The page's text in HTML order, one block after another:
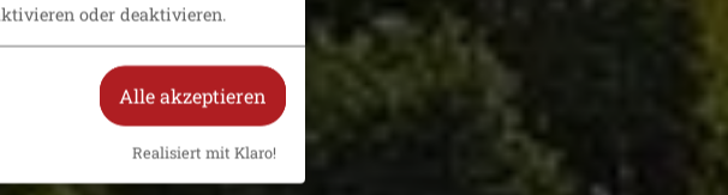
oder deaktivieren.
Alle akzeptieren
Realisiert mit Klaro!